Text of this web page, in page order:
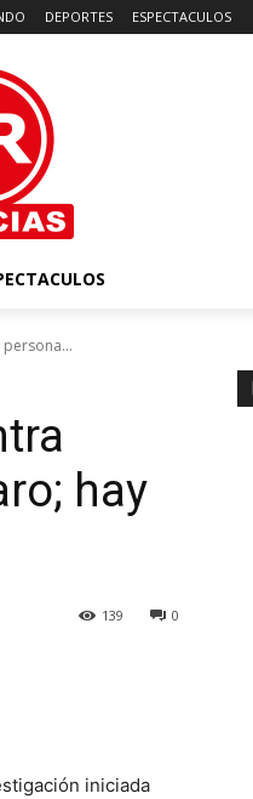
DEPORTES ESPECTACULOS
hay
0
139
iniciada